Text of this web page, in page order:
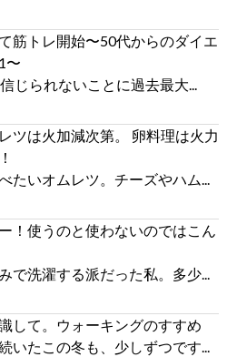
筋トレ開始〜50代からのダイエ
〜
じられないことに過去最大...
ツは火加減次第。 卵料理は火力
たいオムレツ。チーズやハム...
！使うのと使わないのではこん
で洗濯する派だった私。多少...
して。ウォーキングのすすめ
いたこの冬も、少しずつです...